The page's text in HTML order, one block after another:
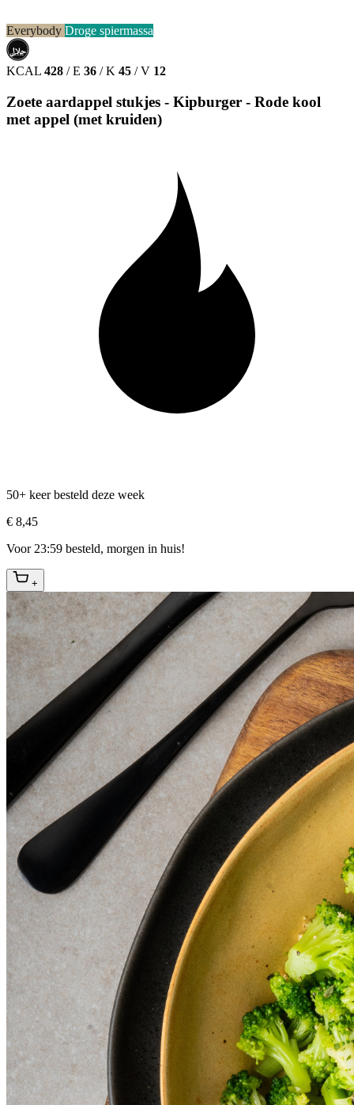
Everybody Droge spiermassa
حلال
HALAL
KCAL 428 / E 36 / K 45 / V 12
Zoete aardappel stukjes - Kipburger - Rode kool
met appel (met kruiden)
50+ keer besteld deze week
€ 8,45
Voor 23:59 besteld, morgen in huis!
+